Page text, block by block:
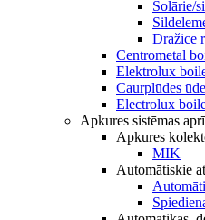
Solārie/
Dražice
Centrometal
Elektrolux
Caurplūdes
Electrolux
Apkures sistēmas
Apkures
MIK
Automātiskie